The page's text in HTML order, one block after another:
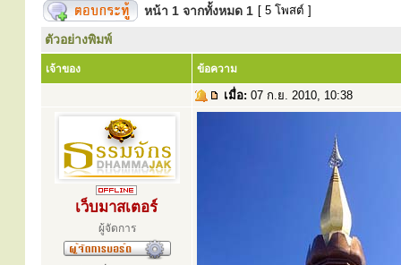
หน้า 1 จากทั้งหมด 1 [ 5 โพสต์ ]
ตัวอย่างพิมพ์
เจ้าของ ข้อความ
เมื่อ: 07 ก.ย. 2010, 10:38
เว็บมาสเตอร์
ผู้จัดการ